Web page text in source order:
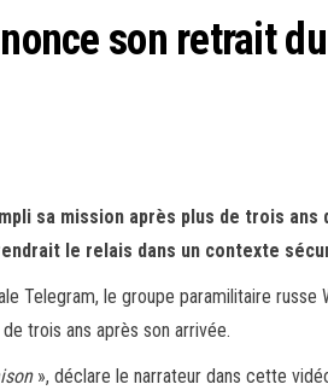
son retrait
sa mission après plus de trois ans
le relais dans un contexte
Telegram, le groupe paramilitaire russe
trois ans après son arrivée.
», déclare le narrateur dans cette